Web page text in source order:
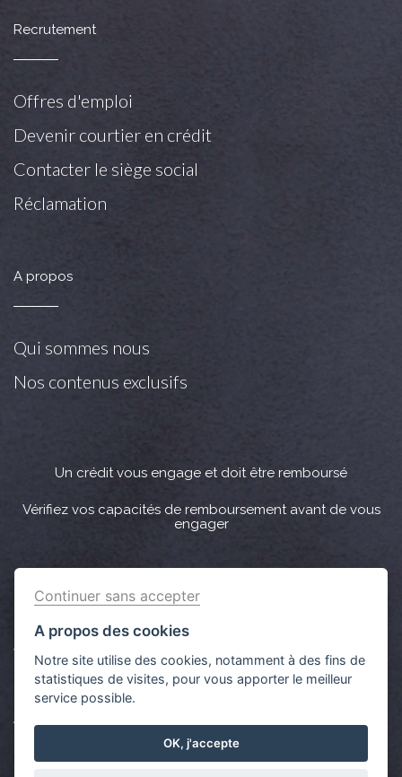
Recrutement
Offres d'emploi
Devenir courtier en crédit
Contacter le siège social
Réclamation
A propos
Qui sommes nous
Nos contenus exclusifs
Un crédit vous engage et doit être remboursé
Vérifiez vos capacités de remboursement avant de vous
engager
Crédit immobilier : Vous bénéficiez d’un délai légal de
réflexion de 10 jours. Lorsque la vente est subordonnée à
l'obtention d’un prêt et si celui-ci n’est pas obtenu, le
vendeur doit rembourser les sommes versées par
l'acquéreur.
Aucun versement de quelque nature que ce soit ne peut
être exigé d’un particulier avant l’obtention d’un ou
plusieurs prêts d'argent.
Continuer sans accepter
A propos des cookies
Notre site utilise des cookies, notamment à des fins de
statistiques de visites, pour vous apporter le meilleur
service possible.
OK, j'accepte